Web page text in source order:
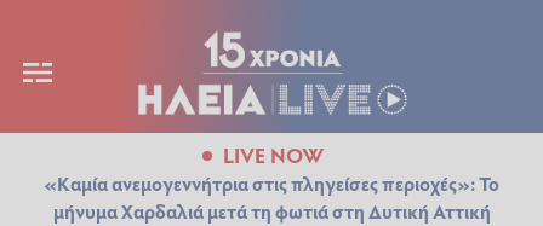
LIVE NOW
«Καμία ανεμογεννήτρια στις πληγείσες περιοχές»: Το
μήνυμα Χαρδαλιά μετά τη φωτιά στη Δυτική Αττική